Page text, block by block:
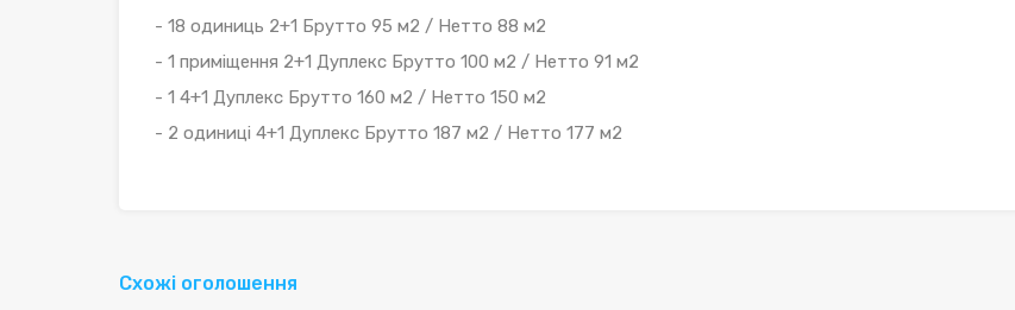
- 18 одиниць 2+1 Брутто 95 м2 / Нетто 88 м2
- 1 приміщення 2+1 Дуплекс Брутто 100 м2 / Нетто 91 м2
- 1 4+1 Дуплекс Брутто 160 м2 / Нетто 150 м2
- 2 одиниці 4+1 Дуплекс Брутто 187 м2 / Нетто 177 м2
Схожі оголошення